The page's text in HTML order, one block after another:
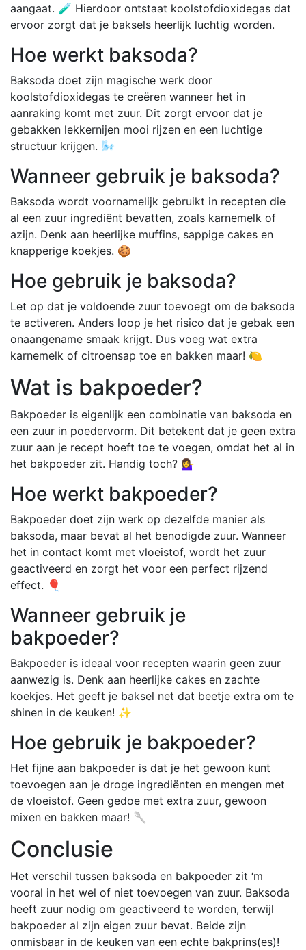
aangaat. 🧪 Hierdoor ontstaat koolstofdioxidegas dat
ervoor zorgt dat je baksels heerlijk luchtig worden.
Hoe werkt baksoda?
Baksoda doet zijn magische werk door
koolstofdioxidegas te creëren wanneer het in
aanraking komt met zuur. Dit zorgt ervoor dat je
gebakken lekkernijen mooi rijzen en een luchtige
structuur krijgen. 🌬️
Wanneer gebruik je baksoda?
Baksoda wordt voornamelijk gebruikt in recepten die
al een zuur ingrediënt bevatten, zoals karnemelk of
azijn. Denk aan heerlijke muffins, sappige cakes en
knapperige koekjes. 🍪
Hoe gebruik je baksoda?
Let op dat je voldoende zuur toevoegt om de baksoda
te activeren. Anders loop je het risico dat je gebak een
onaangename smaak krijgt. Dus voeg wat extra
karnemelk of citroensap toe en bakken maar! 🍋
Wat is bakpoeder?
Bakpoeder is eigenlijk een combinatie van baksoda en
een zuur in poedervorm. Dit betekent dat je geen extra
zuur aan je recept hoeft toe te voegen, omdat het al in
het bakpoeder zit. Handig toch? 💁‍♀️
Hoe werkt bakpoeder?
Bakpoeder doet zijn werk op dezelfde manier als
baksoda, maar bevat al het benodigde zuur. Wanneer
het in contact komt met vloeistof, wordt het zuur
geactiveerd en zorgt het voor een perfect rijzend
effect. 🎈
Wanneer gebruik je
bakpoeder?
Bakpoeder is ideaal voor recepten waarin geen zuur
aanwezig is. Denk aan heerlijke cakes en zachte
koekjes. Het geeft je baksel net dat beetje extra om te
shinen in de keuken! ✨
Hoe gebruik je bakpoeder?
Het fijne aan bakpoeder is dat je het gewoon kunt
toevoegen aan je droge ingrediënten en mengen met
de vloeistof. Geen gedoe met extra zuur, gewoon
mixen en bakken maar! 🥄
Conclusie
Het verschil tussen baksoda en bakpoeder zit ‘m
vooral in het wel of niet toevoegen van zuur. Baksoda
heeft zuur nodig om geactiveerd te worden, terwijl
bakpoeder al zijn eigen zuur bevat. Beide zijn
onmisbaar in de keuken van een echte bakprins(es)!